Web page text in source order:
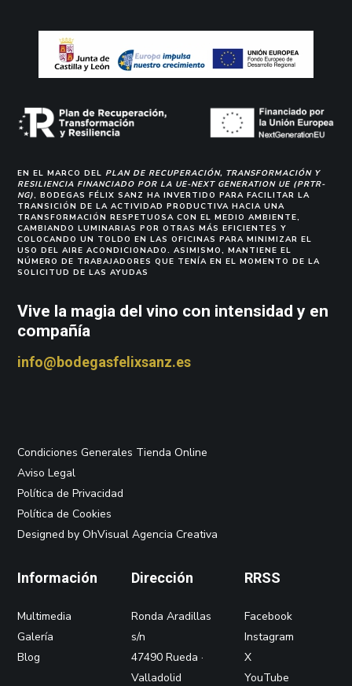
EN EL MARCO DELPLAN DE RECUPERACIÓN, TRANSFORMACIÓN Y
RESILIENCIA FINANCIADO POR LA UE-NEXT GENERATION UE (PRTR-
NG), BODEGAS FÉLIX SANZ HA INVERTIDO PARA FACILITAR LA
TRANSICIÓN DE LA ACTIVIDAD PRODUCTIVA HACIA UNA
TRANSFORMACIÓN RESPETUOSA CON EL MEDIO AMBIENTE,
CAMBIANDO LUMINARIAS POR OTRAS MÁS EFICIENTES Y
COLOCANDO UN TOLDO EN LAS OFICINAS PARA MINIMIZAR EL
USO DEL AIRE ACONDICIONADO. ASIMISMO, MANTIENE EL
NÚMERO DE TRABAJADORES QUE TENÍA EN EL MOMENTO DE LA
SOLICITUD DE LAS AYUDAS
Vive la magia del vino con intensidad y en
compañía
info@bodegasfelixsanz.es
Condiciones Generales Tienda Online
Aviso Legal
Política de Privacidad
Política de Cookies
Designed by OhVisual Agencia Creativa
Información
Multimedia
Galería
Blog
Dirección
Ronda Aradillas
s/n
47490 Rueda ·
Valladolid
RRSS
Facebook
Instagram
X
YouTube